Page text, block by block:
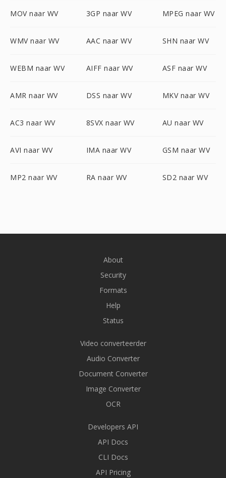
MOV naar WV 3GP naar WV MPEG naar WV
WMV naar WV AAC naar WV SHN naar WV
WEBM naar WV AIFF naar WV ASF naar WV
AMR naar WV DSS naar WV MKV naar WV
AC3 naar WV 8SVX naar WV AU naar WV
AVI naar WV IMA naar WV GSM naar WV
MP2 naar WV RA naar WV SD2 naar WV
About
Security
Formats
Help
Status
Video converteerder
Audio Converter
Document Converter
Image Converter
OCR
Developers API
API Docs
CLI Docs
API Pricing